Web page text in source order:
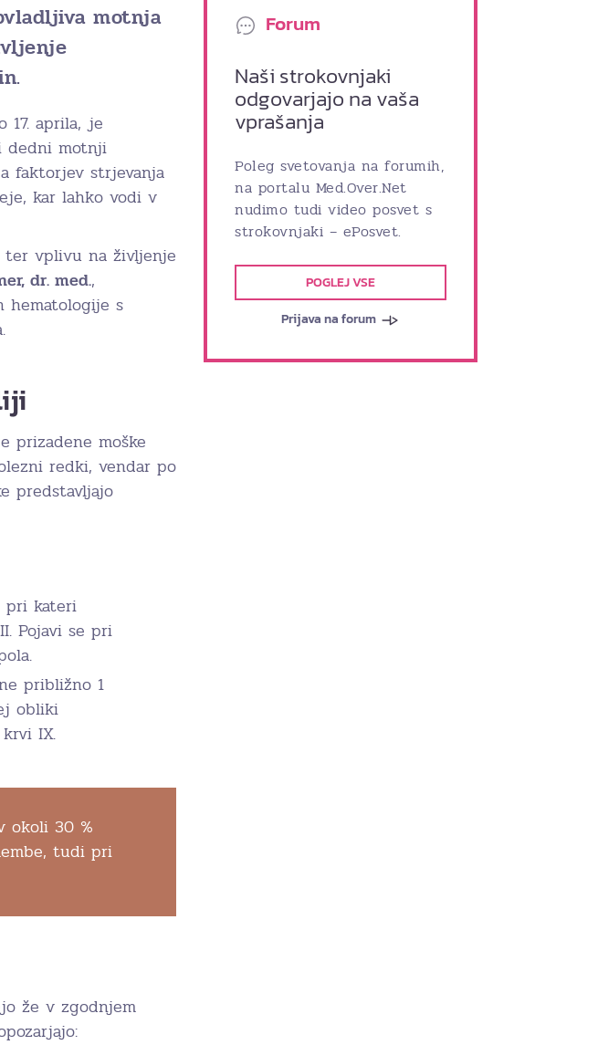
motnja
17. aprila, je
dedni motnji
faktorjev strjevanja
kar lahko vodi v
ter vplivu na življenje
dr. med.,
hematologije s
prizadene moške
redki, vendar po
predstavljajo
pri kateri
Pojavi se pri
približno 1
obliki
IX.
okoli 30 %
tudi pri
že v zgodnjem
Forum
Naši strokovnjaki
odgovarjajo na vaša
vprašanja
Poleg svetovanja na forumih,
na portalu Med.Over.Net
nudimo tudi video posvet s
strokovnjaki – ePosvet.
POGLEJ VSE
Prijava na forum